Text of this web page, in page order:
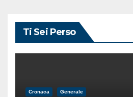
Ti Sei Perso
Cronaca Generale